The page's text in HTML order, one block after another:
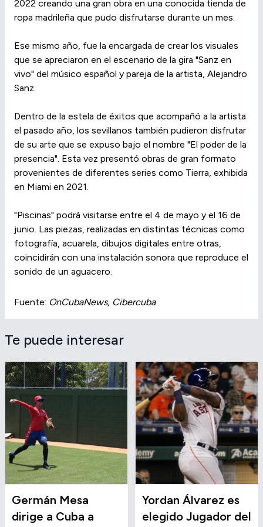
2022 creando una gran obra en una conocida tienda de
ropa madrileña que pudo disfrutarse durante un mes.
Ese mismo año, fue la encargada de crear los visuales
que se apreciaron en el escenario de la gira "Sanz en
vivo" del músico español y pareja de la artista, Alejandro
Sanz.
Dentro de la estela de éxitos que acompañó a la artista
el pasado año, los sevillanos también pudieron disfrutar
de su arte que se expuso bajo el nombre "El poder de la
presencia". Esta vez presentó obras de gran formato
provenientes de diferentes series como Tierra, exhibida
en Miami en 2021.
"Piscinas" podrá visitarse entre el 4 de mayo y el 16 de
junio. Las piezas, realizadas en distintas técnicas como
fotografía, acuarela, dibujos digitales entre otras,
coincidirán con una instalación sonora que reproduce el
sonido de un aguacero.
Fuente: OnCubaNews, Cibercuba
Te puede interesar
Germán Mesa
dirige a Cuba a
Yordan Álvarez es
elegido Jugador del